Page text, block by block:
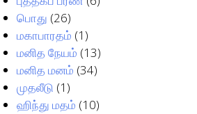
பொது (26)
மகாபாரதம் (1)
மனித நேயம் (13)
மனித மனம் (34)
முதலீடு (1)
ஹிந்து மதம் (10)